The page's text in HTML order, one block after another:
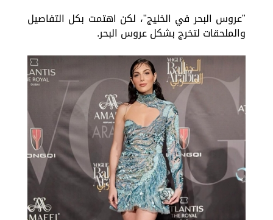
"عروس البحر في الخليج"، لكن اهتمت بكل التفاصيل
والملحقات لتخرج بشكل عروس البحر.